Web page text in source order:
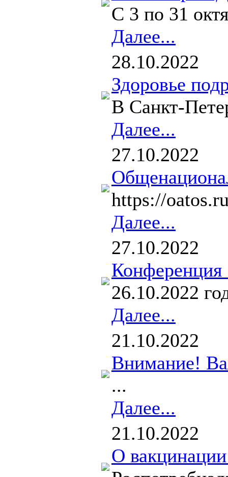
С 3 по 31
Далее...
28.10.2022
Здоровье
В Санкт-
Далее...
27.10.2022
https://
Далее...
27.10.2022
Конференция
26.10.2022
Далее...
21.10.2022
Внимание!
...
Далее...
21.10.2022
О